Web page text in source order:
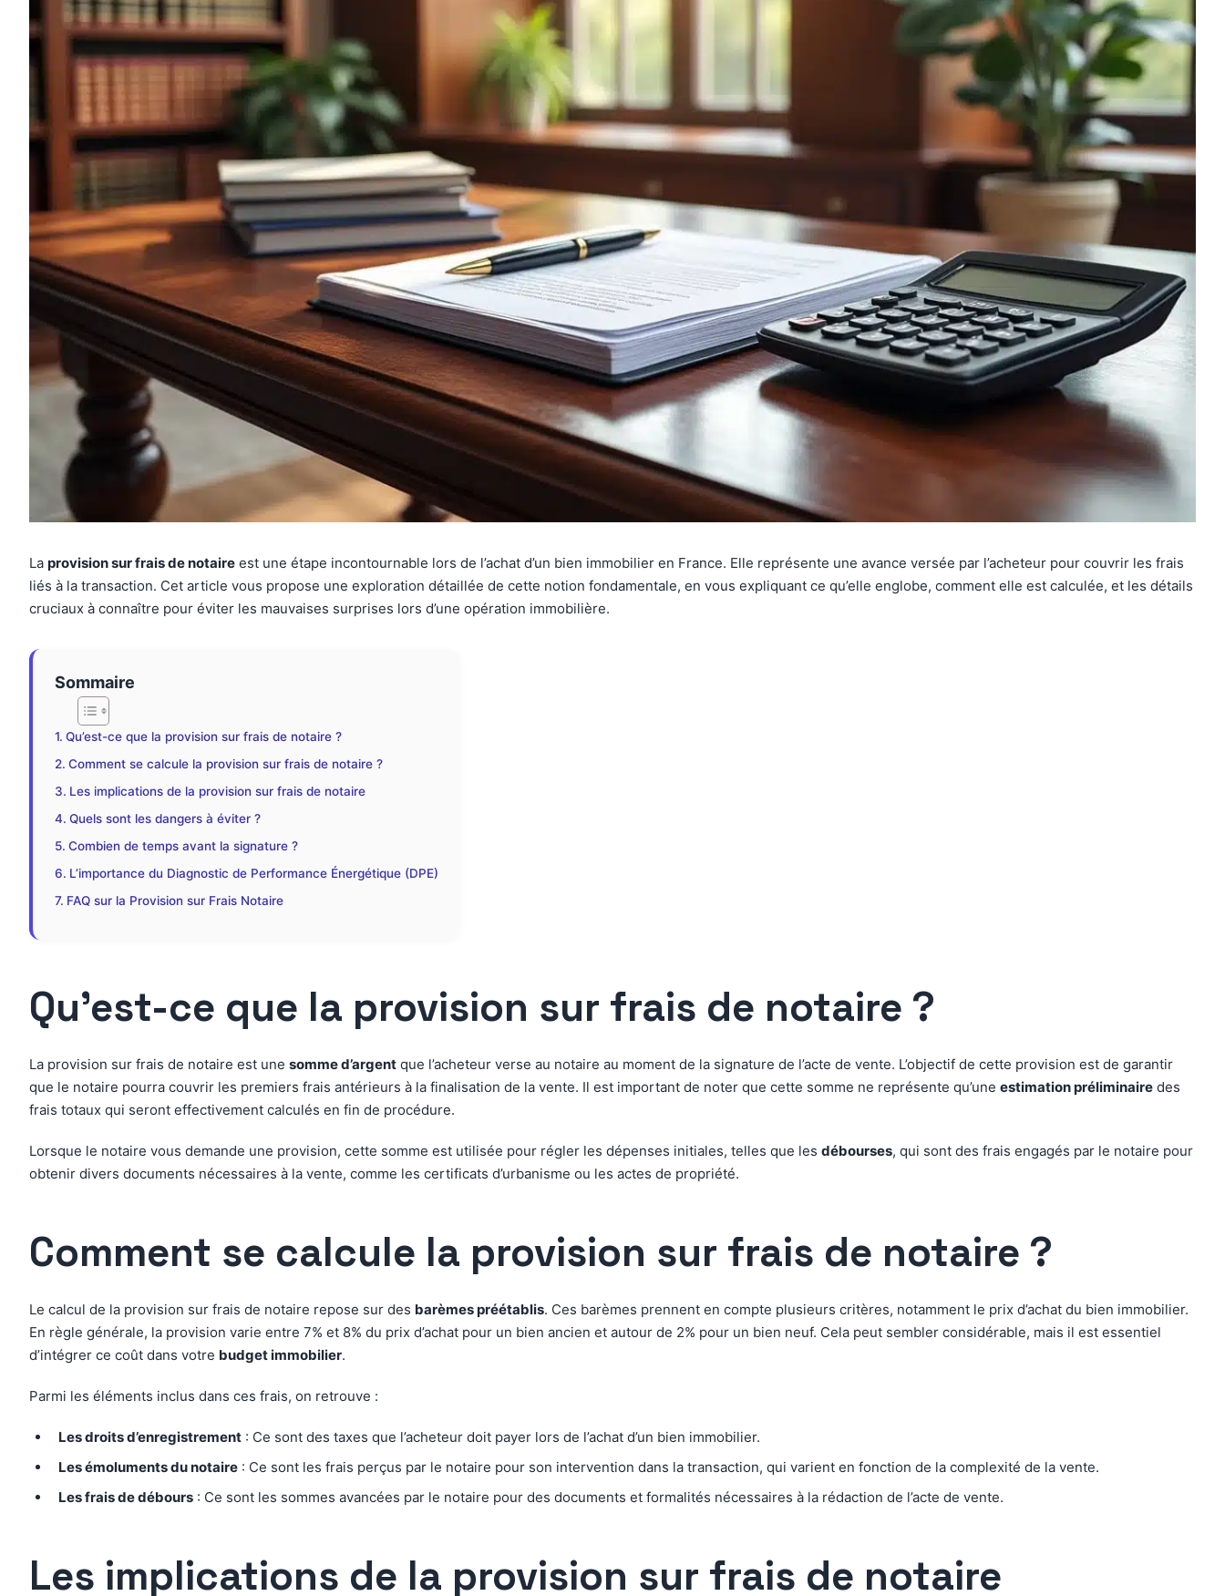
La provision sur frais de notaire est une étape incontournable lors de l’achat d’un bien immobilier en France. Elle représente une avance versée par l’acheteur pour couvrir les frais
liés à la transaction. Cet article vous propose une exploration détaillée de cette notion fondamentale, en vous expliquant ce qu’elle englobe, comment elle est calculée, et les détails
cruciaux à connaître pour éviter les mauvaises surprises lors d’une opération immobilière.
Sommaire
Qu’est-ce que la provision sur frais de notaire ?
Comment se calcule la provision sur frais de notaire ?
Les implications de la provision sur frais de notaire
Quels sont les dangers à éviter ?
Combien de temps avant la signature ?
L’importance du Diagnostic de Performance Énergétique (DPE)
FAQ sur la Provision sur Frais Notaire
Qu’est-ce que la provision sur frais de notaire ?
La provision sur frais de notaire est une somme d’argent que l’acheteur verse au notaire au moment de la signature de l’acte de vente. L’objectif de cette provision est de garantir
que le notaire pourra couvrir les premiers frais antérieurs à la finalisation de la vente. Il est important de noter que cette somme ne représente qu’une estimation préliminaire des
frais totaux qui seront effectivement calculés en fin de procédure.
Lorsque le notaire vous demande une provision, cette somme est utilisée pour régler les dépenses initiales, telles que les débourses, qui sont des frais engagés par le notaire pour
obtenir divers documents nécessaires à la vente, comme les certificats d’urbanisme ou les actes de propriété.
Comment se calcule la provision sur frais de notaire ?
Le calcul de la provision sur frais de notaire repose sur des barèmes préétablis. Ces barèmes prennent en compte plusieurs critères, notamment le prix d’achat du bien immobilier.
En règle générale, la provision varie entre 7% et 8% du prix d’achat pour un bien ancien et autour de 2% pour un bien neuf. Cela peut sembler considérable, mais il est essentiel
d’intégrer ce coût dans votre budget immobilier.
Parmi les éléments inclus dans ces frais, on retrouve :
Les droits d’enregistrement : Ce sont des taxes que l’acheteur doit payer lors de l’achat d’un bien immobilier.
Les émoluments du notaire : Ce sont les frais perçus par le notaire pour son intervention dans la transaction, qui varient en fonction de la complexité de la vente.
Les frais de débours : Ce sont les sommes avancées par le notaire pour des documents et formalités nécessaires à la rédaction de l’acte de vente.
Les implications de la provision sur frais de notaire